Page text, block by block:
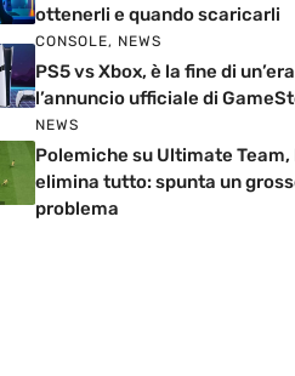
ottenerli e quando scaricarli
CONSOLE, NEWS
PS5 vs Xbox, è la fine di
l’annuncio ufficiale di
NEWS
Polemiche su Ultimate Team,
elimina tutto: spunta un
problema